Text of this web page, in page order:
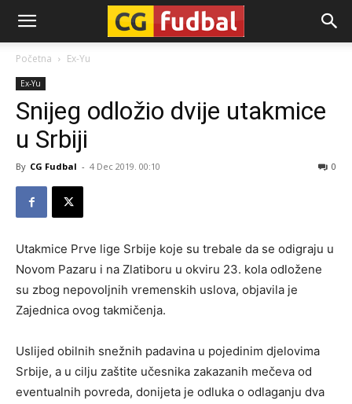
CG-
Fudbal
Početna Ex-Yu
Ex-Yu
Snijeg odložio dvije utakmice
u Srbiji
By CG Fudbal - 4 Dec 2019. 00:10 0
Utakmice Prve lige Srbije koje su trebale da se odigraju u
Novom Pazaru i na Zlatiboru u okviru 23. kola odložene
su zbog nepovoljnih vremenskih uslova, objavila je
Zajednica ovog takmičenja.
Uslijed obilnih snežnih padavina u pojedinim djelovima
Srbije, a u cilju zaštite učesnika zakazanih mečeva od
eventualnih povreda, donijeta je odluka o odlaganju dva